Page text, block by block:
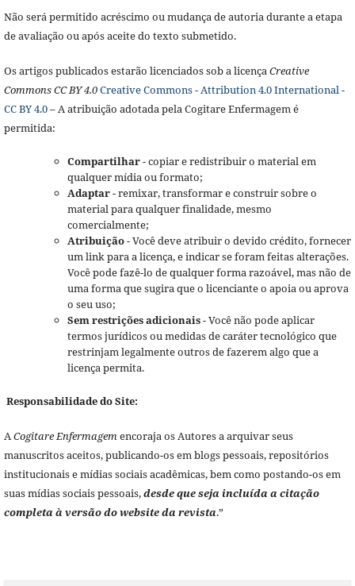
Não será permitido acréscimo ou mudança de autoria durante a etapa
de avaliação ou após aceite do texto submetido.
Os artigos publicados estarão licenciados sob a licençaCreative
Commons CC BY 4.0Creative Commons - Attribution 4.0 International -
CC BY 4.0– A atribuição adotada pela Cogitare Enfermagem é
permitida:
Compartilhar- copiar e redistribuir o material em
qualquer mídia ou formato;
Adaptar- remixar, transformar e construir sobre o
material para qualquer finalidade, mesmo
comercialmente;
Atribuição- Você deve atribuir o devido crédito, fornecer
um link para a licença, e indicar se foram feitas alterações.
Você pode fazê-lo de qualquer forma razoável, mas não de
uma forma que sugira que o licenciante o apoia ou aprova
o seu uso;
Sem restrições adicionais- Você não pode aplicar
termos jurídicos ou medidas de caráter tecnológico que
restrinjam legalmente outros de fazerem algo que a
licença permita.
Responsabilidade do Site:
ACogitare Enfermagemencoraja os Autores a arquivar seus
manuscritos aceitos, publicando-os em blogs pessoais, repositórios
institucionais e mídias sociais acadêmicas, bem como postando-os em
suas mídias sociais pessoais,desde que seja incluída a citação
completa à versão do website da revista.”